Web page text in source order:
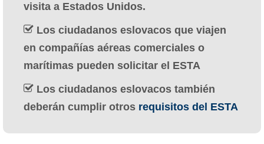
Italiano
日本語(Japonés)
한국어(Coreano)
Norsk bokmål Bokmål
visita a Estados Unidos.
Los ciudadanos eslovacos que viajen
en compañías aéreas comerciales o
marítimas pueden solicitar el ESTA
Los ciudadanos eslovacos también
deberán cumplir otros requisitos del ESTA